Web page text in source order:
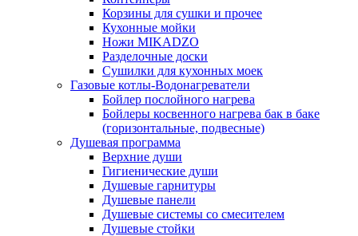
Корзины для сушки и прочее
Кухонные мойки
Ножи MIKADZO
Разделочные доски
Сушилки для кухонных моек
Газовые котлы-Водонагреватели
Бойлер послойного нагрева
Бойлеры косвенного нагрева бак в баке
(горизонтальные, подвесные)
Душевая программа
Верхние души
Гигиенические души
Душевые гарнитуры
Душевые панели
Душевые системы со смесителем
Душевые стойки